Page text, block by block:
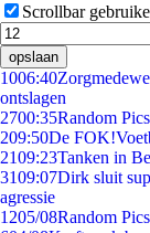
Scrollbar
opslaan
1006:40
ontslagen
2700:35Random
209:50De
2109:23Tanken in
3109:07Dirk sluit
agressie
1205/08Random